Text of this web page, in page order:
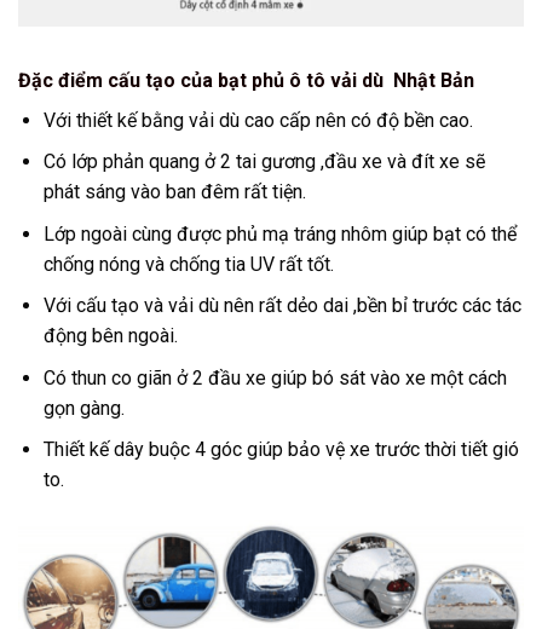
Đặc điểm cấu tạo của bạt phủ ô tô vải dù Nhật Bản
Với thiết kế bằng vải dù cao cấp nên có độ bền cao.
Có lớp phản quang ở 2 tai gương ,đầu xe và đít xe sẽ
phát sáng vào ban đêm rất tiện.
Lớp ngoài cùng được phủ mạ tráng nhôm giúp bạt có thể
chống nóng và chống tia UV rất tốt.
Với cấu tạo và vải dù nên rất dẻo dai ,bền bỉ trước các tác
động bên ngoài.
Có thun co giãn ở 2 đầu xe giúp bó sát vào xe một cách
gọn gàng.
Thiết kế dây buộc 4 góc giúp bảo vệ xe trước thời tiết gió
to.